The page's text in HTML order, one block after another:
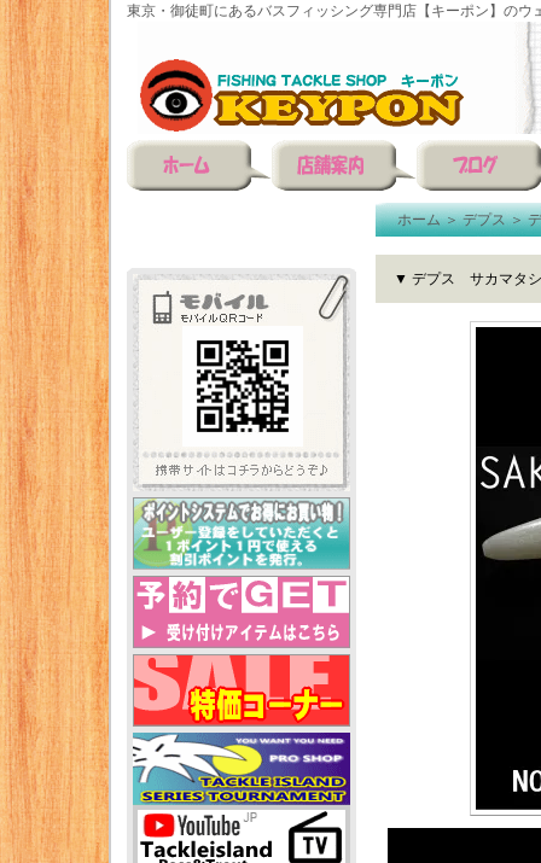
東京・御徒町にあるバスフィッシング専門店【キーポン】のウ
ホーム＞デプス＞
▼ デプス サカマタシ